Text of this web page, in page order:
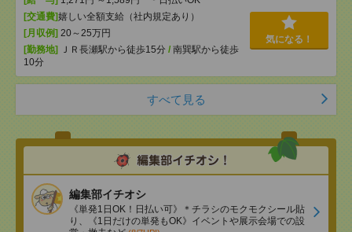
[交通費]嬉しい全額支給（社内規定あり）
[月収例] 20～25万円
[勤務地]
ＪＲ長瀬駅から徒歩15分 / 南巽駅から徒歩
10分
気になる！
すべて見る
編集部イチオシ
《単発1日OK！日払い可》＊チラシのモクモクシール貼
り、《1日だけの単発もOK》イベントや展示会場での設